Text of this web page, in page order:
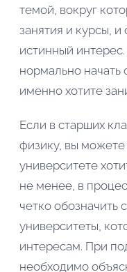
темой, вокруг
занятия и курсы,
истинный
нормально начать
именно хотите
Если в старших
физику, вы можете
университете
не менее, в
четко обозначить
университеты,
интересам. При
необходимо